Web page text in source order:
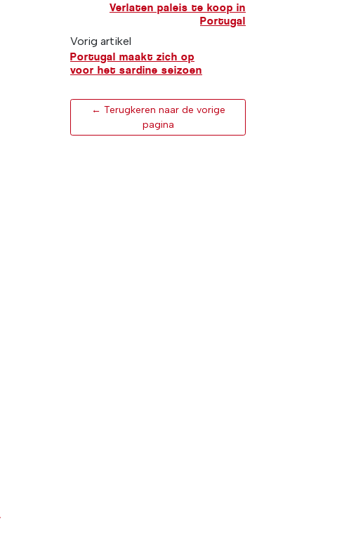
Verlaten paleis te koop in
Portugal
Vorig artikel
Portugal maakt zich op
voor het sardine seizoen
← Terugkeren naar de vorige
pagina